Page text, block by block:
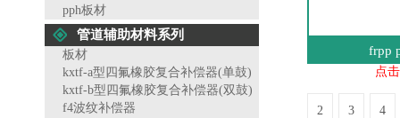
pph板材
管道辅助材料系列
板材
kxtf-a型四氟橡胶复合补偿器(单鼓)
kxtf-b型四氟橡胶复合补偿器(双鼓)
f4波纹补偿器
frpp
点
2 3 4